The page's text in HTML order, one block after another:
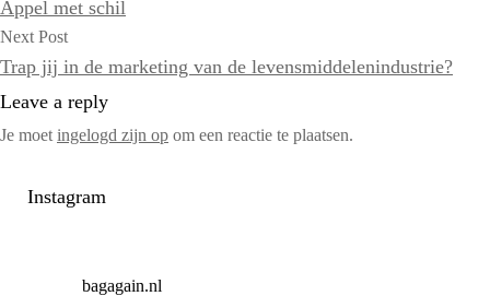
Appel met schil
Next Post
Trap jij in de marketing van de levensmiddelenindustrie?
Leave a reply
Je moet ingelogd zijn op om een reactie te plaatsen.
Instagram
bagagain.nl